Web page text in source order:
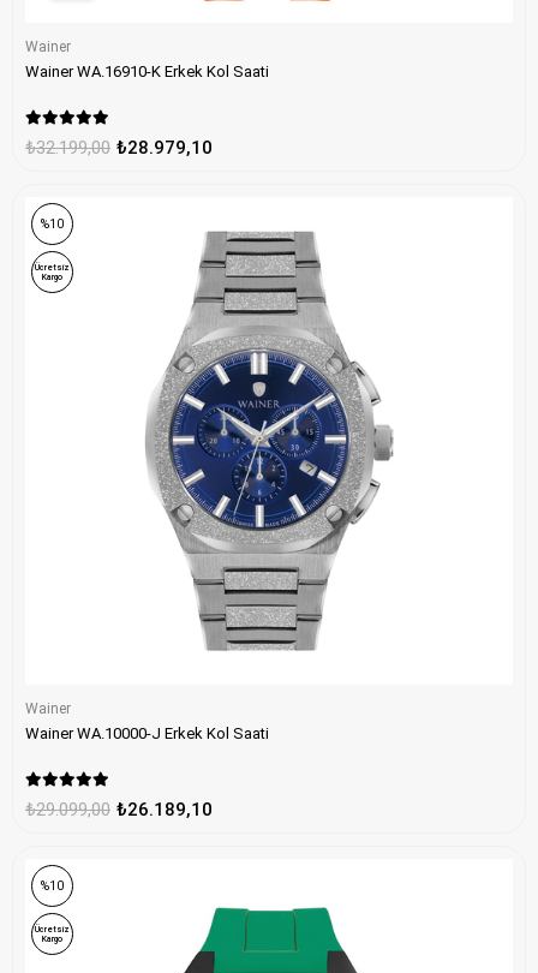
Wainer
Wainer WA.16910-K Erkek Kol Saati
₺28.979,10
₺32.199,00
Wainer
Wainer WA.10000-J Erkek Kol Saati
₺26.189,10
₺29.099,00
%10
Ücretsiz
Kargo
%10
Ücretsiz
Kargo